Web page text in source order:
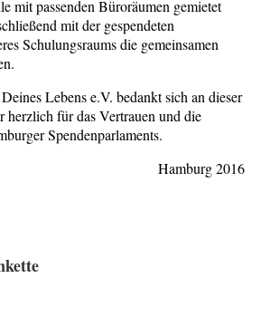
mit passenden Büroräumen gemietet
mit der gespendeten
Schulungsraums die gemeinsamen
Lebens e.V. bedankt sich an dieser
herzlich für das Vertrauen und die
Spendenparlaments.
Hamburg 2016